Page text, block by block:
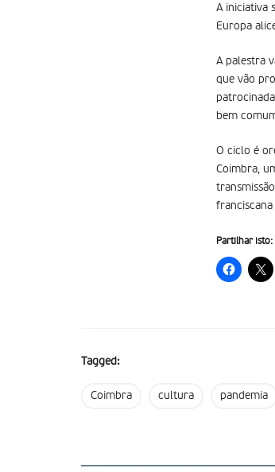
A iniciativa
Europa
A palestra
que vão
bem
O ciclo é
Coimbra,
Partilhar isto:
Tagged:
Coimbra cultura pandemia